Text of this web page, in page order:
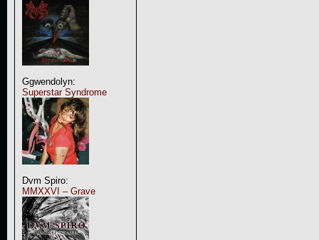
Ggwendolyn:
Superstar Syndrome
Dvm Spiro:
MMXXVI – Grave